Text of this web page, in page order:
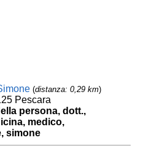
(distanza: 0,29 km)
Pescara
persona, dott.,
medico,
simone